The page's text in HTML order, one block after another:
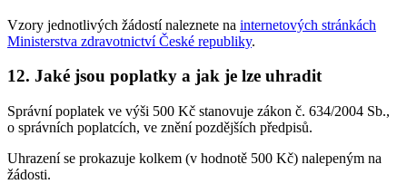
Vzory jednotlivých žádostí naleznete na internetových stránkách
Ministerstva zdravotnictví České republiky.
12. Jaké jsou poplatky a jak je lze uhradit
Správní poplatek ve výši 500 Kč stanovuje zákon č. 634/2004 Sb.,
o správních poplatcích, ve znění pozdějších předpisů.
Uhrazení se prokazuje kolkem (v hodnotě 500 Kč) nalepeným na
žádosti.